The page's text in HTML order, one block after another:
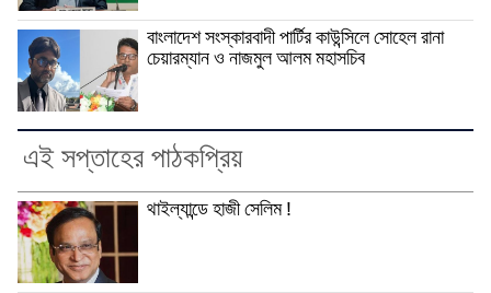
বাংলাদেশ সংস্কারবাদী পার্টির কাউন্সিলে সোহেল রানা
চেয়ারম্যান ও নাজমুল আলম মহাসচিব
এই সপ্তাহের পাঠকপ্রিয়
থাইল্যান্ডে হাজী সেলিম !